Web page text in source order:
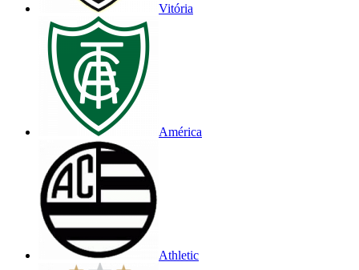
Vitória
América
Athletic